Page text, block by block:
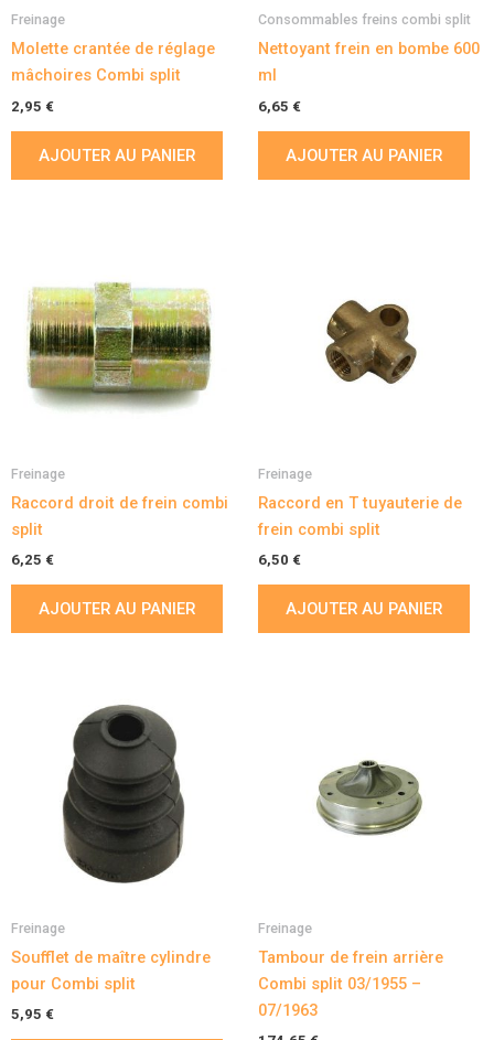
Freinage
Molette crantée de réglage
mâchoires Combi split
2,95 €
AJOUTER AU PANIER
Consommables freins combi split
Nettoyant frein en bombe 600
ml
6,65 €
AJOUTER AU PANIER
Freinage
Raccord droit de frein combi
split
6,25 €
AJOUTER AU PANIER
Freinage
Raccord en T tuyauterie de
frein combi split
6,50 €
AJOUTER AU PANIER
Freinage
Soufflet de maître cylindre
pour Combi split
5,95 €
Freinage
Tambour de frein arrière
Combi split 03/1955 –
07/1963